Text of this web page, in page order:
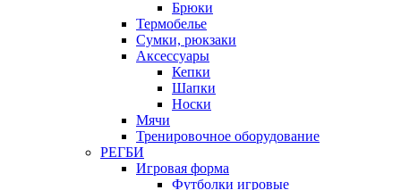
Брюки
Термобелье
Сумки, рюкзаки
Аксессуары
Кепки
Шапки
Носки
Мячи
Тренировочное оборудование
РЕГБИ
Игровая форма
Футболки игровые